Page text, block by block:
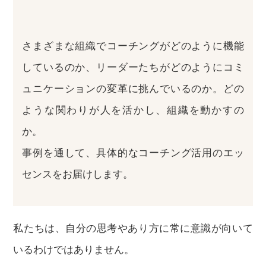
さまざまな組織でコーチングがどのように機能
しているのか、リーダーたちがどのようにコミ
ュニケーションの変革に挑んでいるのか。どの
ような関わりが人を活かし、組織を動かすの
か。
事例を通して、具体的なコーチング活用のエッ
センスをお届けします。
私たちは、自分の思考やあり方に常に意識が向いて
いるわけではありません。